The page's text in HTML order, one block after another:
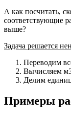
А как посчитать,
соответствующие
выше?
Задача решается
Переводим
Вычисляем
Делим
Примеры